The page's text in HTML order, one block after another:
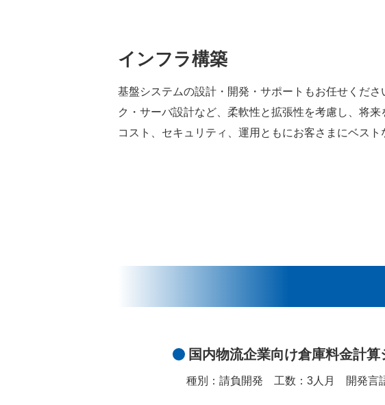
インフラ構築
基盤システムの設計・開発・サポートもお任せくだ
ク・サーバ設計など、柔軟性と拡張性を考慮し、将来
コスト、セキュリティ、運用ともにお客さまにベスト
国内物流企業向け倉庫料金計
種別：請負開発 工数：3人月 開発言